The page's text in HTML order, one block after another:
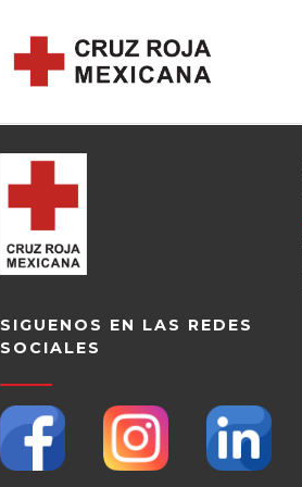
SIGUENOS EN LAS REDES
SOCIALES